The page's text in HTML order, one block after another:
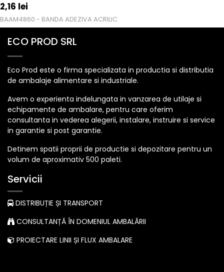
2,16 lei
BAAM4860 - BANDA ADEZIVA ACRILIC
ECO PROD SRL
Eco Prod este o firma specializata in productia si distributia
de ambalaje alimentare si industriale.
Avem o experienta indelungata in vanzarea de utilaje si
echipamente de ambalare, pentru care oferim
consultanta in vederea alegerii, instalare, instruire si service
in garantie si post garantie.
Detinem spatii proprii de productie si depozitare pentru un
volum de aproximativ 500 paleti.
Servicii
DISTRIBUȚIE ȘI TRANSPORT
CONSULTANȚĂ ÎN DOMENIUL AMBALĂRII
PROIECTARE LINII ȘI FLUX AMBALARE